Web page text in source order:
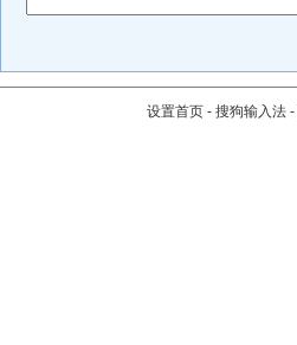
设置首页 - 搜狗输入法 -